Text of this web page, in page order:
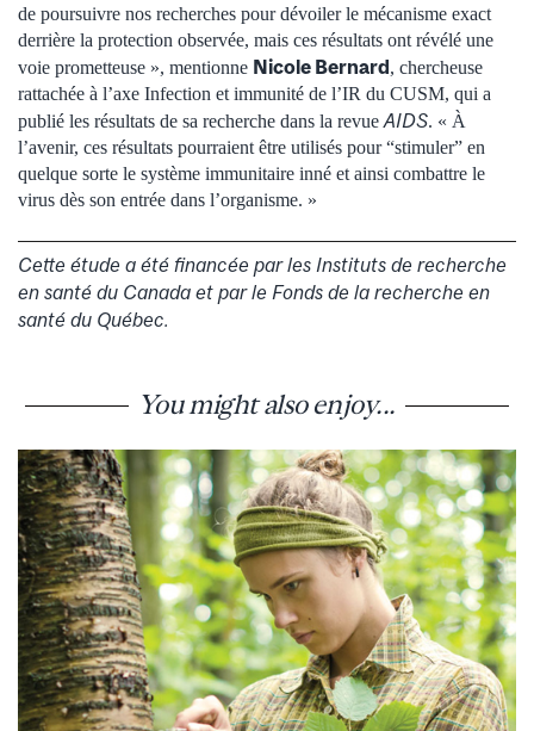
de poursuivre nos recherches pour dévoiler le mécanisme exact
derrière la protection observée, mais ces résultats ont révélé une
voie prometteuse », mentionne Nicole Bernard, chercheuse
rattachée à l’axe Infection et immunité de l’IR du CUSM, qui a
publié les résultats de sa recherche dans la revueAIDS. « À
l’avenir, ces résultats pourraient être utilisés pour “stimuler” en
quelque sorte le système immunitaire inné et ainsi combattre le
virus dès son entrée dans l’organisme. »
Cette étude a été financée par les Instituts de recherche
en santé du Canada et par le Fonds de la recherche en
santé du Québec.
You might also enjoy...